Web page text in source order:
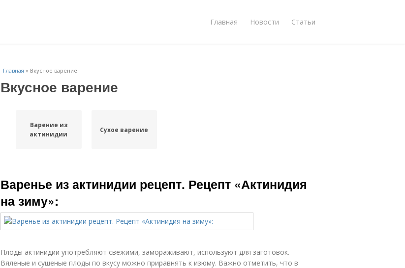
Главная Новости Статьи
Главная » Вкусное варение
Вкусное варение
Варение из
актинидии
Сухое варение
Варенье из актинидии рецепт. Рецепт «Актинидия
на зиму»:
Плоды актинидии употребляют свежими, замораживают, используют для заготовок.
Вяленые и сушеные плоды по вкусу можно приравнять к изюму. Важно отметить, что в